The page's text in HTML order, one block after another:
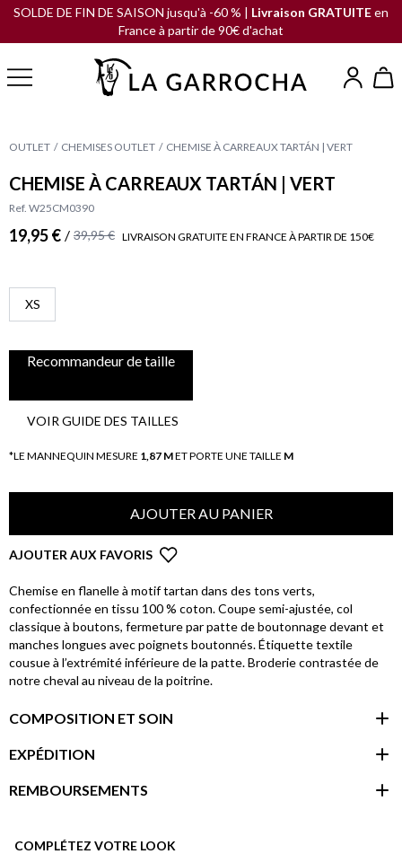
SOLDE DE FIN DE SAISON jusqu'à -60 % | Livraison GRATUITEen
France à partir de 90€ d'achat
OUTLET CHEMISES OUTLET CHEMISE À CARREAUX TARTÁN | VERT
CHEMISE À CARREAUX TARTÁN | VERT
Ref. W25CM0390
19,95 € / 39,95 € LIVRAISON GRATUITE EN FRANCE À PARTIR DE 150€
XS
Recommandeur de taille
VOIR GUIDE DES TAILLES
*LE MANNEQUIN MESURE 1,87 MET PORTE UNE TAILLE M
AJOUTER AU PANIER
AJOUTER AUX FAVORIS
Chemise en flanelle à motif tartan dans des tons verts,
confectionnée en tissu 100 % coton. Coupe semi-ajustée, col
classique à boutons, fermeture par patte de boutonnage devant et
manches longues avec poignets boutonnés. Étiquette textile
cousue à l’extrémité inférieure de la patte. Broderie contrastée de
notre cheval au niveau de la poitrine.
COMPOSITION ET SOIN
EXPÉDITION
REMBOURSEMENTS
COMPLÉTEZ VOTRE LOOK